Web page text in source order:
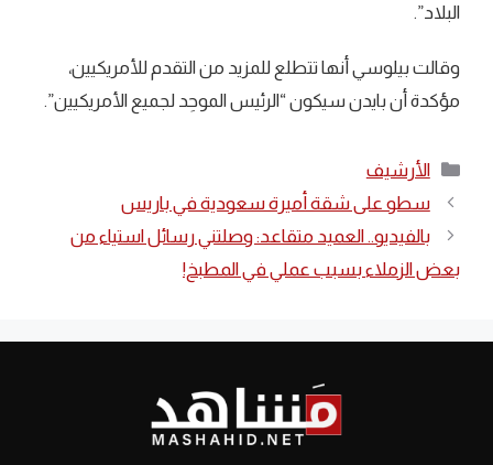
البلاد”.
وقالت بيلوسي أنها تتطلع للمزيد من التقدم للأمريكيين،
مؤكدة أن بايدن سيكون “الرئيس الموحِد لجميع الأمريكيين”.
التصنيفات
الأرشيف
سطو على شقة أميرة سعودية في باريس
بالفيديو.. العميد متقاعد: وصلتني رسائل استياء من
بعض الزملاء بسبب عملي في المطبخ!